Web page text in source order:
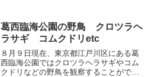
葛西臨海公園の野鳥 クロツラヘ
ラサギ コムクドリetc
８月９日現在、東京都江戸川区にある葛
西臨海公園ではクロツラヘラサギやコム
クドリなどの野鳥を観察することができ